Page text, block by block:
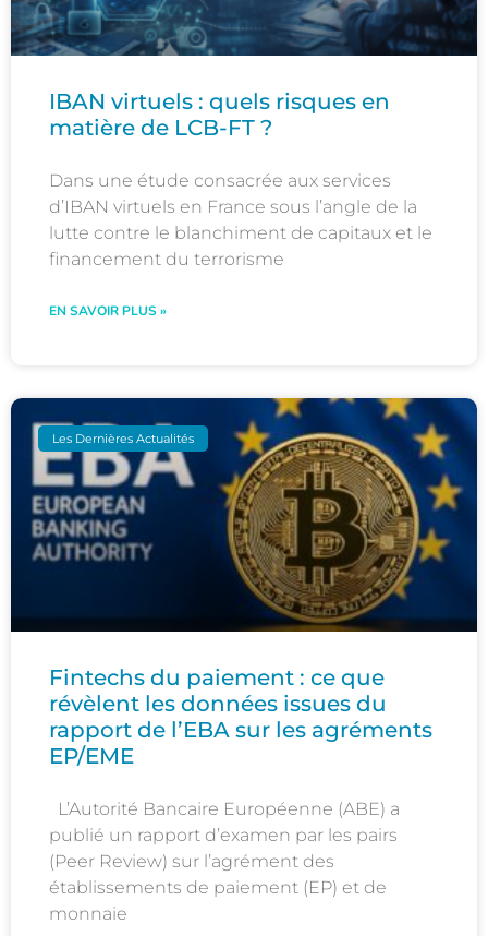
IBAN virtuels : quels risques en
matière de LCB-FT ?
Dans une étude consacrée aux services
d’IBAN virtuels en France sous l’angle de la
lutte contre le blanchiment de capitaux et le
financement du terrorisme
EN SAVOIR PLUS »
Les Dernières Actualités
Fintechs du paiement : ce que
révèlent les données issues du
rapport de l’EBA sur les agréments
EP/EME
L’Autorité Bancaire Européenne (ABE) a
publié un rapport d’examen par les pairs
(Peer Review) sur l’agrément des
établissements de paiement (EP) et de
monnaie